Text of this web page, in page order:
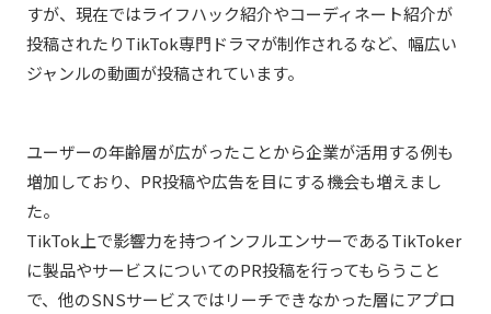
すが、現在ではライフハック紹介やコーディネート紹介が
投稿されたりTikTok専門ドラマが制作されるなど、幅広い
ジャンルの動画が投稿されています。
ユーザーの年齢層が広がったことから企業が活用する例も
増加しており、PR投稿や広告を目にする機会も増えまし
た。
TikTok上で影響力を持つインフルエンサーであるTikToker
に製品やサービスについてのPR投稿を行ってもらうこと
で、他のSNSサービスではリーチできなかった層にアプロ